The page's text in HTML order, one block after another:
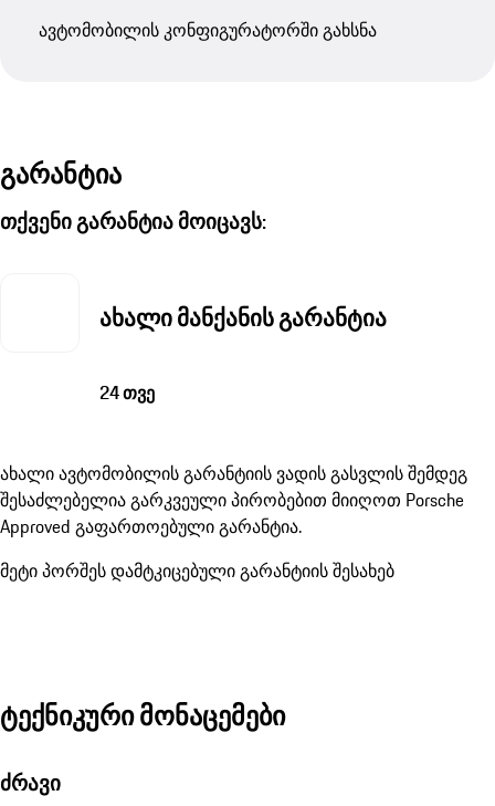
ავტომობილის კონფიგურატორში გახსნა
გარანტია
თქვენი გარანტია მოიცავს:
ახალი მანქანის გარანტია
24 თვე
ახალი ავტომობილის გარანტიის ვადის გასვლის შემდეგ
შესაძლებელია გარკვეული პირობებით მიიღოთ Porsche
Approved გაფართოებული გარანტია.
მეტი პორშეს დამტკიცებული გარანტიის შესახებ
ტექნიკური მონაცემები
ძრავი